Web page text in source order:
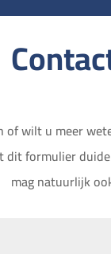
of wilt u meer
dit formulier
mag natuurlijk